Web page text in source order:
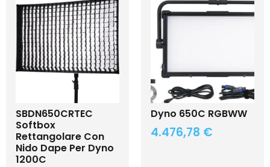
SBDN650CRTEC
Softbox
Rettangolare Con
Nido Dape Per Dyno
1200C
Dyno 650C RGBWW
4.476,78 €